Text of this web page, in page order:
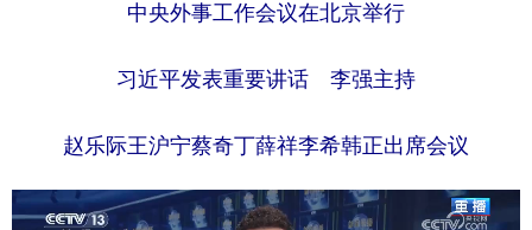
科创 量子
书画 健康
食品 人居 信息化 数字经济
中央外事工作会议在北京举行
习近平发表重要讲话 李强主持
赵乐际王沪宁蔡奇丁薛祥李希韩正出席会议